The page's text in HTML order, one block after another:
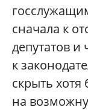
сначала к
депутатов
к
скрыть
на